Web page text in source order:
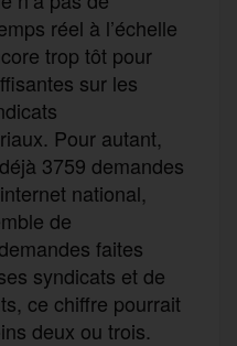
réel à l’échelle
trop tôt pour
sur les
Pour autant,
3759 demandes
national,
de
faites
syndicats et de
ce chiffre pourrait
deux ou trois.